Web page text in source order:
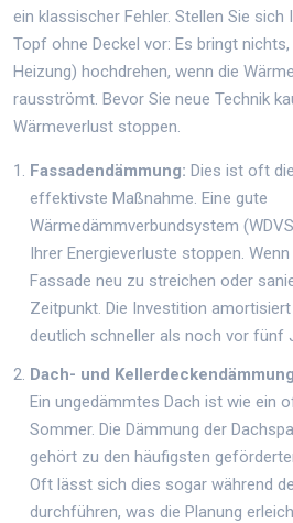
ein klassischer Fehler. Stellen Sie sich
Topf ohne Deckel vor: Es bringt
Heizung) hochdrehen, wenn die
rausströmt. Bevor Sie neue Technik
Wärmeverlust stoppen.
Fassadendämmung: Dies ist oft
effektivste Maßnahme. Eine gute
Wärmedämmverbundsystem
Ihrer Energieverluste stoppen.
Fassade neu zu streichen oder
Zeitpunkt. Die Investition
deutlich schneller als noch vor fünf
Dach- und
Ein ungedämmtes Dach ist wie ein
Sommer. Die Dämmung der
gehört zu den häufigsten
Oft lässt sich dies sogar während
durchführen, was die Planung